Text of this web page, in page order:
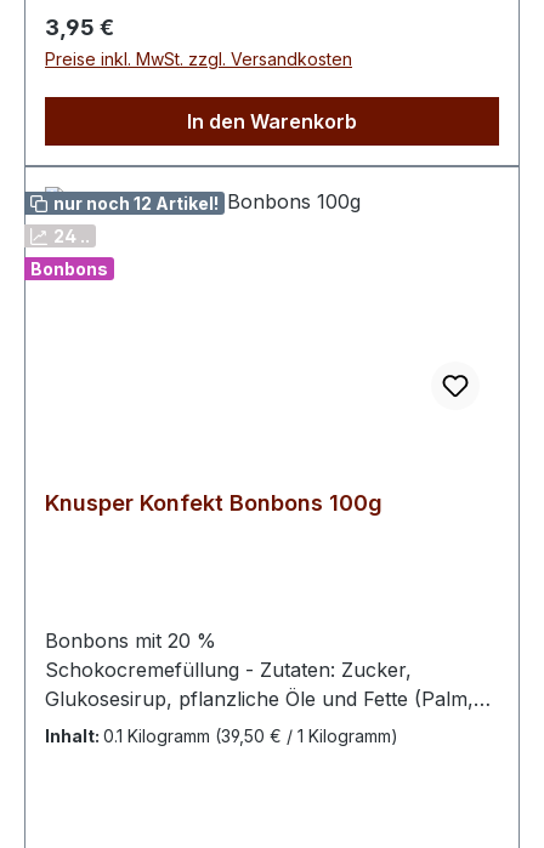
g Kohlenhydrate 78 g davon Zucker 65 g Eiweiß
2,9 g Salz 0,17 g
Regulärer Preis:
3,95 €
Preise inkl. MwSt. zzgl. Versandkosten
In den Warenkorb
nur noch 12 Artikel!
24 ..
Bonbons
Knusper Konfekt Bonbons 100g
Bonbons mit 20 %
Schokocremefüllung - Zutaten: Zucker,
Glukosesirup, pflanzliche Öle und Fette (Palm,
Raps), fettarmes Kakaopulver, Vollmilchpulver,
Inhalt: 0.1 Kilogramm (39,50 € / 1 Kilogramm)